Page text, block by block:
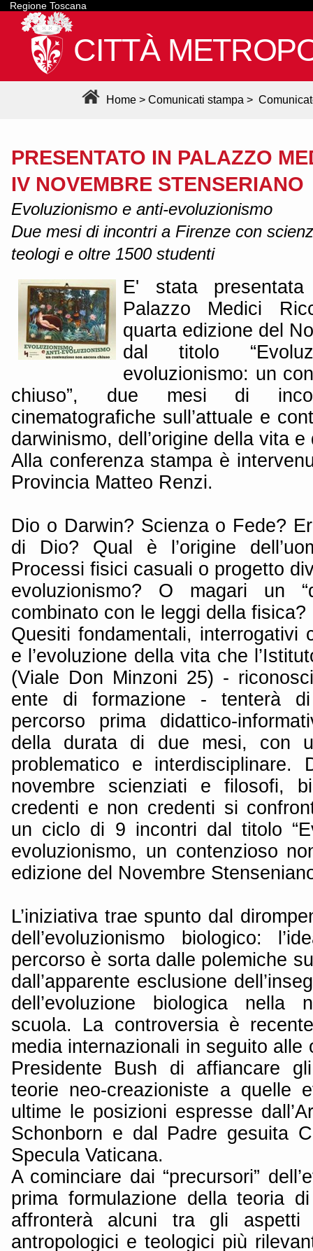
Regione Toscana
CITTÀ
Home > Comunicati stampa >
PRESENTATO IN PALAZZO
IV NOVEMBRE STENSERIANO
Evoluzionismo e anti-evoluzionismo
Due mesi di incontri a Firenze con
teologi e oltre 1500 studenti
E' stata
Palazzo Medici
quarta edizione del
dal titolo
evoluzionismo: un
chiuso”, due mesi di
cinematografiche sull’attuale e
darwinismo, dell’origine della vita e
Alla conferenza stampa è
Provincia Matteo Renzi.
Dio o Darwin? Scienza o Fede?
di Dio? Qual è l’origine
Processi fisici casuali o progetto
evoluzionismo? O magari un
combinato con le leggi della fisica?
Quesiti fondamentali, interrogativi
e l’evoluzione della vita che
(Viale Don Minzoni 25) -
ente di formazione - tenterà
percorso prima didattico-
della durata di due mesi, con
problematico e
novembre scienziati e filosofi,
credenti e non credenti si
un ciclo di 9 incontri dal titolo
evoluzionismo, un contenzioso
edizione del Novembre
L’iniziativa trae spunto dal
dell’evoluzionismo biologico:
percorso è sorta dalle polemiche
dall’apparente esclusione
dell’evoluzione biologica nella
scuola. La controversia è
media internazionali in seguito alle
Presidente Bush di affiancare
teorie neo-creazioniste a quelle
ultime le posizioni espresse
Schonborn e dal Padre gesuita
Specula Vaticana.
A cominciare dai “precursori”
prima formulazione della teoria
affronterà alcuni tra gli aspetti
antropologici e teologici più